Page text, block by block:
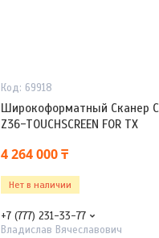
69918
Широкоформатный Сканер
Z36-TOUCHSCREEN FOR TX
4 264 000 ₸
Нет в наличии
+7 (777) 231-33-77
Владислав Вячеславович